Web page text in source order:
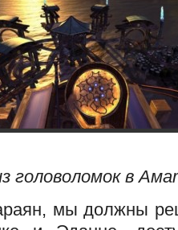
головоломок в
мы должны